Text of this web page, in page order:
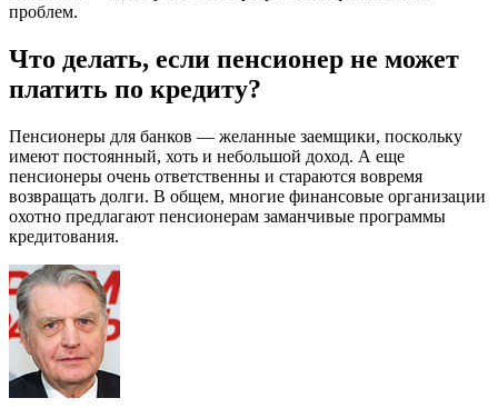
проблем.
Что делать, если пенсионер не может
платить по кредиту?
Пенсионеры для банков — желанные заемщики, поскольку
имеют постоянный, хоть и небольшой доход. А еще
пенсионеры очень ответственны и стараются вовремя
возвращать долги. В общем, многие финансовые организации
охотно предлагают пенсионерам заманчивые программы
кредитования.